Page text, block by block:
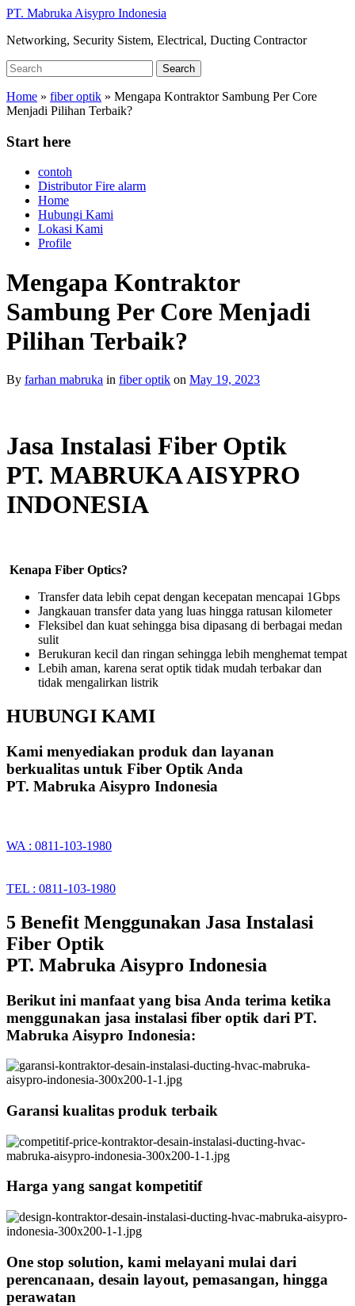
Skip
main
PT. Mabruka Aisypro Indonesia
Networking, Security Sistem, Electrical, Ducting Contractor
Search
for:
Search
Home » fiber optik » Mengapa Kontraktor Sambung Per Core
Menjadi Pilihan Terbaik?
Start here
contoh
Distributor Fire alarm
Home
Hubungi Kami
Lokasi Kami
Profile
Mengapa Kontraktor
Sambung Per Core Menjadi
Pilihan Terbaik?
By farhan mabruka in fiber optik on May 19, 2023
Jasa Instalasi Fiber Optik
PT. MABRUKA AISYPRO
INDONESIA
Kenapa Fiber Optics?
Transfer data lebih cepat dengan kecepatan mencapai 1Gbps
Jangkauan transfer data yang luas hingga ratusan kilometer
Fleksibel dan kuat sehingga bisa dipasang di berbagai medan
sulit
Berukuran kecil dan ringan sehingga lebih menghemat tempat
Lebih aman, karena serat optik tidak mudah terbakar dan
tidak mengalirkan listrik
HUBUNGI KAMI
Kami menyediakan produk dan layanan
berkualitas untuk Fiber Optik Anda
PT. Mabruka Aisypro Indonesia
WA : 0811-103-1980
TEL : 0811-103-1980
5 Benefit Menggunakan Jasa Instalasi
Fiber Optik
PT. Mabruka Aisypro Indonesia
Berikut ini manfaat yang bisa Anda terima ketika
menggunakan jasa instalasi fiber optik dari PT.
Mabruka Aisypro Indonesia:
Garansi kualitas produk terbaik
Harga yang sangat kompetitif
One stop solution, kami melayani mulai dari
perencanaan, desain layout, pemasangan, hingga
perawatan